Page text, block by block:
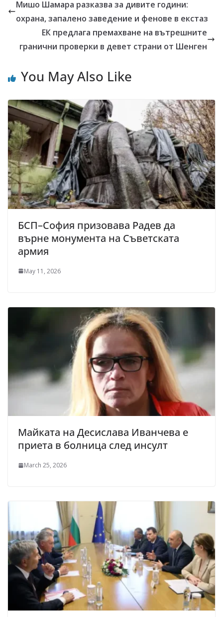
Мишо Шамара разказва за дивите години:
охрана, запалено заведение и фенове в екстаз
ЕК предлага премахване на вътрешните
гранични проверки в девет страни от Шенген
You May Also Like
БСП–София призовава Радев да
върне монумента на Съветската
армия
May 11, 2026
Майката на Десислава Иванчева е
приета в болница след инсулт
March 25, 2026